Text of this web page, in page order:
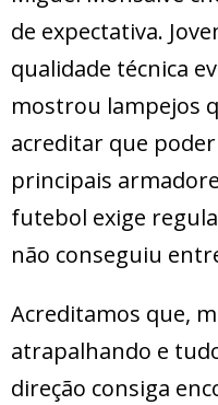
de expectativa.
qualidade técnica
mostrou lampejos
acreditar que
principais
futebol exige
não conseguiu
Acreditamos que,
atrapalhando e
direção consiga